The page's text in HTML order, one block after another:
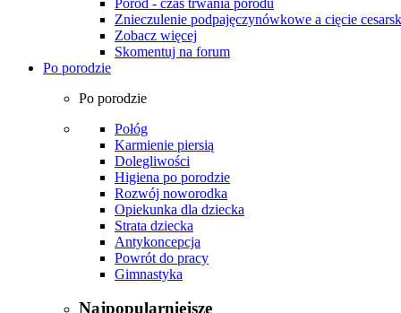
Znieczulenie podpajęczynówkowe a cięcie
Zobacz więcej
Skomentuj na forum
Po porodzie
Po porodzie
Połóg
Karmienie piersią
Dolegliwości
Higiena po porodzie
Rozwój noworodka
Opiekunka dla dziecka
Strata dziecka
Antykoncepcja
Powrót do pracy
Gimnastyka
Najpopularniejsze